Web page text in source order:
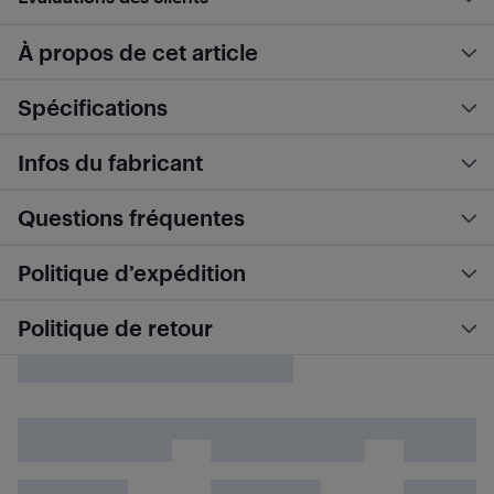
À propos de cet article
Spécifications
Infos du fabricant
Questions fréquentes
Politique d’expédition
Politique de retour